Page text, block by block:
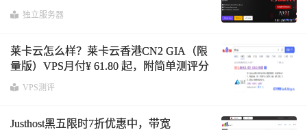
独立服务器
莱卡云怎么样？莱卡云香港CN2 GIA（限
量版）VPS月付¥ 61.80 起，附简单测评分
享
VPS测评
Justhost黑五限时7折优惠中，带宽